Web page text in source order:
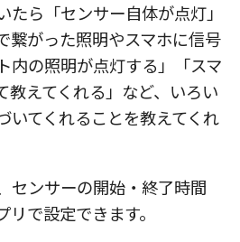
たら「センサー自体が点灯」
がった照明やスマホに信号
内の照明が点灯する」「スマ
教えてくれる」など、いろい
いてくれることを教えてくれ
センサーの開始・終了時間
で設定できます。